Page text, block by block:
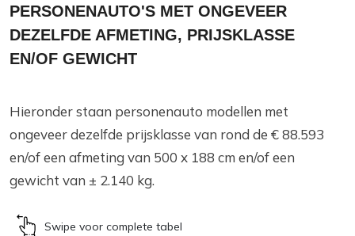
PERSONENAUTO'S MET ONGEVEER
DEZELFDE AFMETING, PRIJSKLASSE
EN/OF GEWICHT
Hieronder staan personenauto modellen met
ongeveer dezelfde prijsklasse van rond de € 88.593
en/of een afmeting van 500 x 188 cm en/of een
gewicht van ± 2.140 kg.
Swipe voor complete tabel